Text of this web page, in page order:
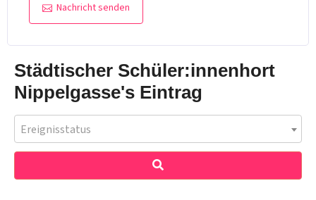
Nachricht senden
Städtischer Schüler:innenhort
Nippelgasse's Eintrag
Ereignisstatus